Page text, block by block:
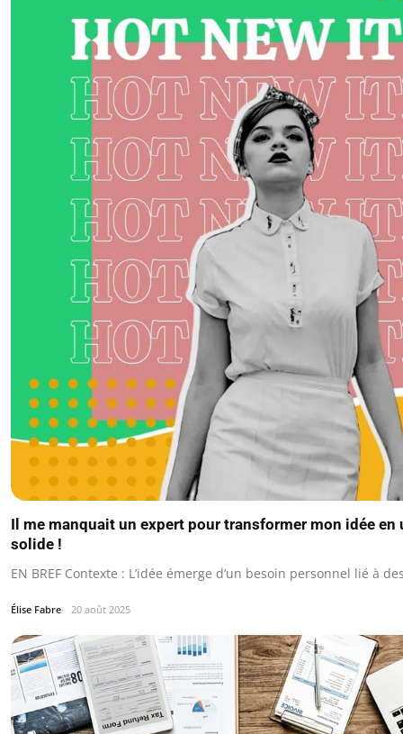
Il me manquait un expert pour transformer mon idée en
solide !
EN BREF Contexte : L’idée émerge d’un besoin personnel lié à
Élise Fabre 20 août 2025